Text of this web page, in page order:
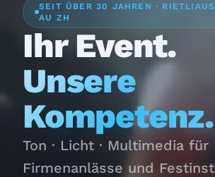
SEIT ÜBER 30 JAHREN ·
AU ZH
Ihr Event.
Unsere
Kompetenz.
Ton · Licht · Multimedia für
Firmenanlässe und